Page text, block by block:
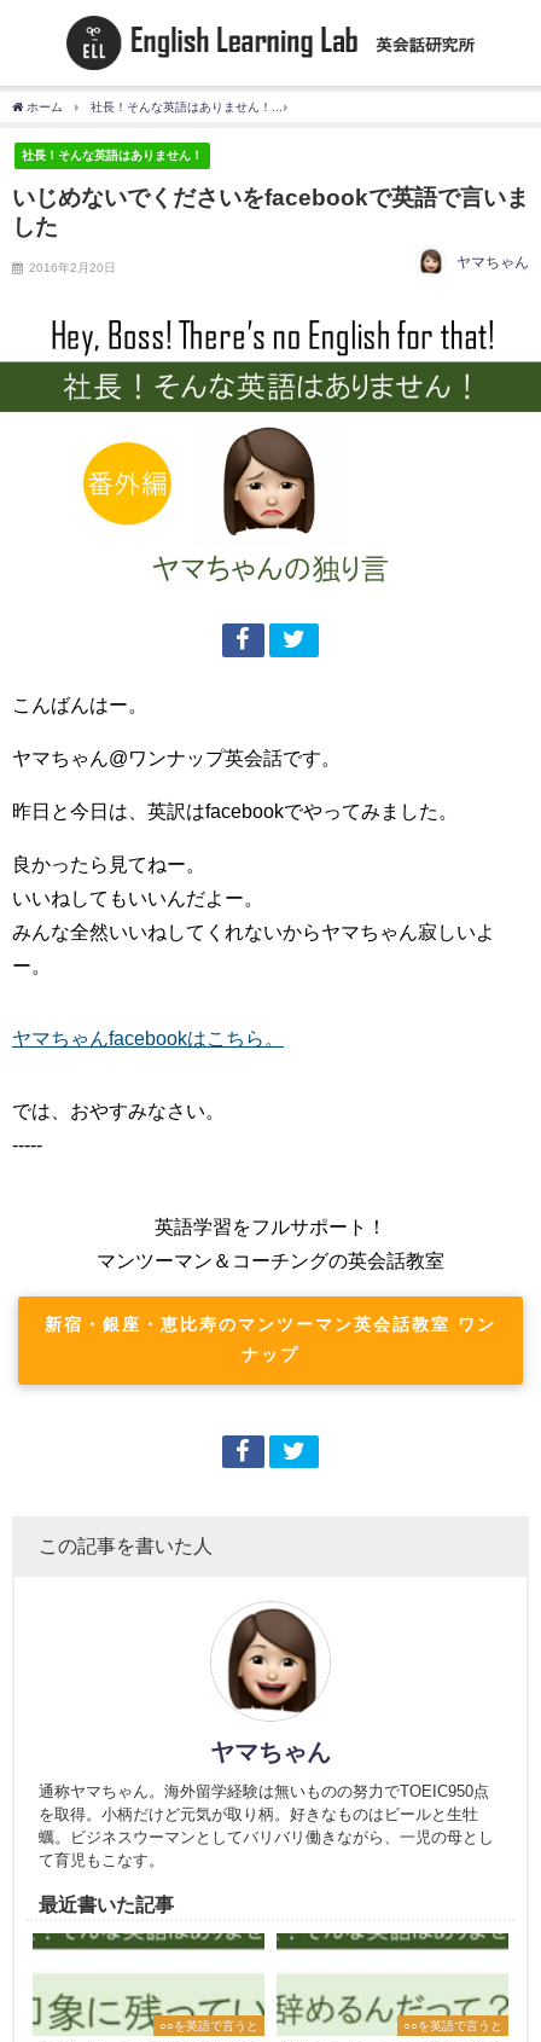
ホーム 社長！そんな英語はありません！
社長！そんな英語はありません！
いじめないでくださいをfacebookで英語で言いま
した
2016年2月20日 ヤマちゃん
こんばんはー。
ヤマちゃん@ワンナップ英会話です。
昨日と今日は、英訳はfacebookでやってみました。
良かったら見てねー。
いいねしてもいいんだよー。
みんな全然いいねしてくれないからヤマちゃん寂しいよ
ー。
ヤマちゃんfacebookはこちら。
では、おやすみなさい。
-----
英語学習をフルサポート！
マンツーマン＆コーチングの英会話教室
新宿・銀座・恵比寿のマンツーマン英会話教室 ワン
ナップ
この記事を書いた人
ヤマちゃん
通称ヤマちゃん。海外留学経験は無いものの努力でTOEIC950点
を取得。小柄だけど元気が取り柄。好きなものはビールと生牡
蠣。ビジネスウーマンとしてバリバリ働きながら、一児の母とし
て育児もこなす。
最近書いた記事
○○を英語で言うと ○○を英語で言うと